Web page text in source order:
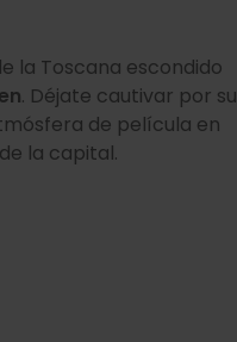
la Toscana escondido
. Déjate cautivar por su
de película en
la capital.